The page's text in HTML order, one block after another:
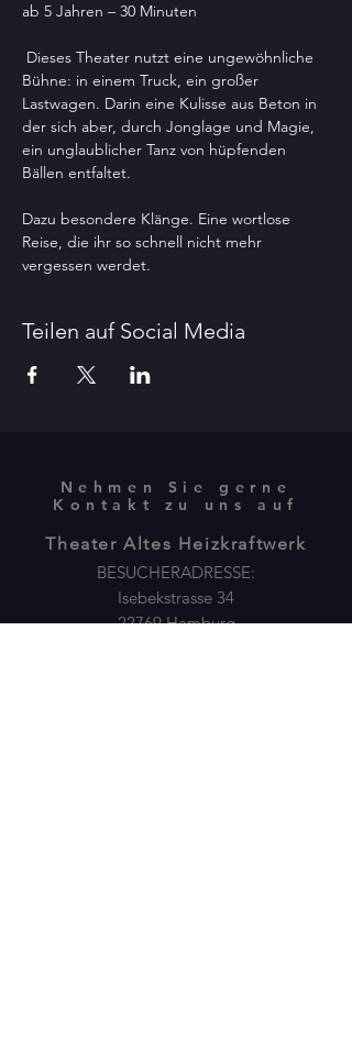
ab 5 Jahren – 30 Minuten
Bühne: in einem Truck, ein großer
Lastwagen. Darin eine Kulisse aus Beton in
der sich aber, durch Jonglage und Magie,
ein unglaublicher Tanz von hüpfenden
Bällen entfaltet.
Dazu besondere Klänge. Eine wortlose
Reise, die ihr so schnell nicht mehr
vergessen werdet.
Teilen auf Social Media
Nehmen Sie gerne
Kontakt zu uns auf
Theater Altes Heizkraftwerk
BESUCHERADRESSE:
Isebekstrasse 34
22769 Hamburg